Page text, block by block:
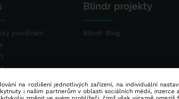
používání
Blindr projekty
Blindr Blog
na rozlišení jednotlivých zařízení, na individuální
i našim partnerům v oblasti sociálních médií, inzerce